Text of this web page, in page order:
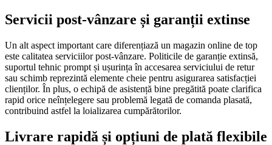
Servicii post-vânzare și garanții extinse
Un alt aspect important care diferențiază un magazin online de top
este calitatea serviciilor post-vânzare. Politicile de garanție extinsă,
suportul tehnic prompt și ușurința în accesarea serviciului de retur
sau schimb reprezintă elemente cheie pentru asigurarea satisfacției
clienților. În plus, o echipă de asistență bine pregătită poate clarifica
rapid orice neînțelegere sau problemă legată de comanda plasată,
contribuind astfel la loializarea cumpărătorilor.
Livrare rapidă și opțiuni de plată flexibile